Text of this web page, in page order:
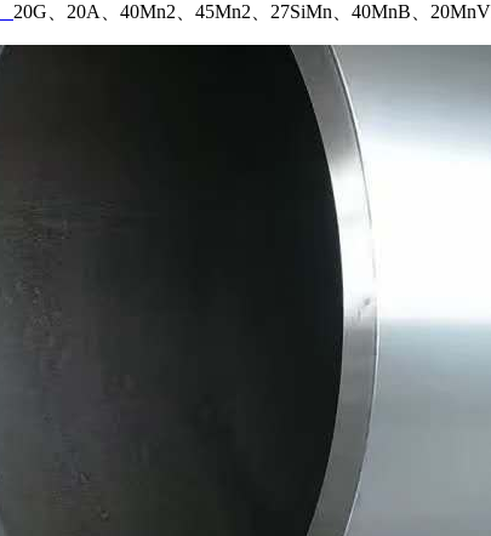
20G、20A、40Mn2、45Mn2、27SiMn、40MnB、